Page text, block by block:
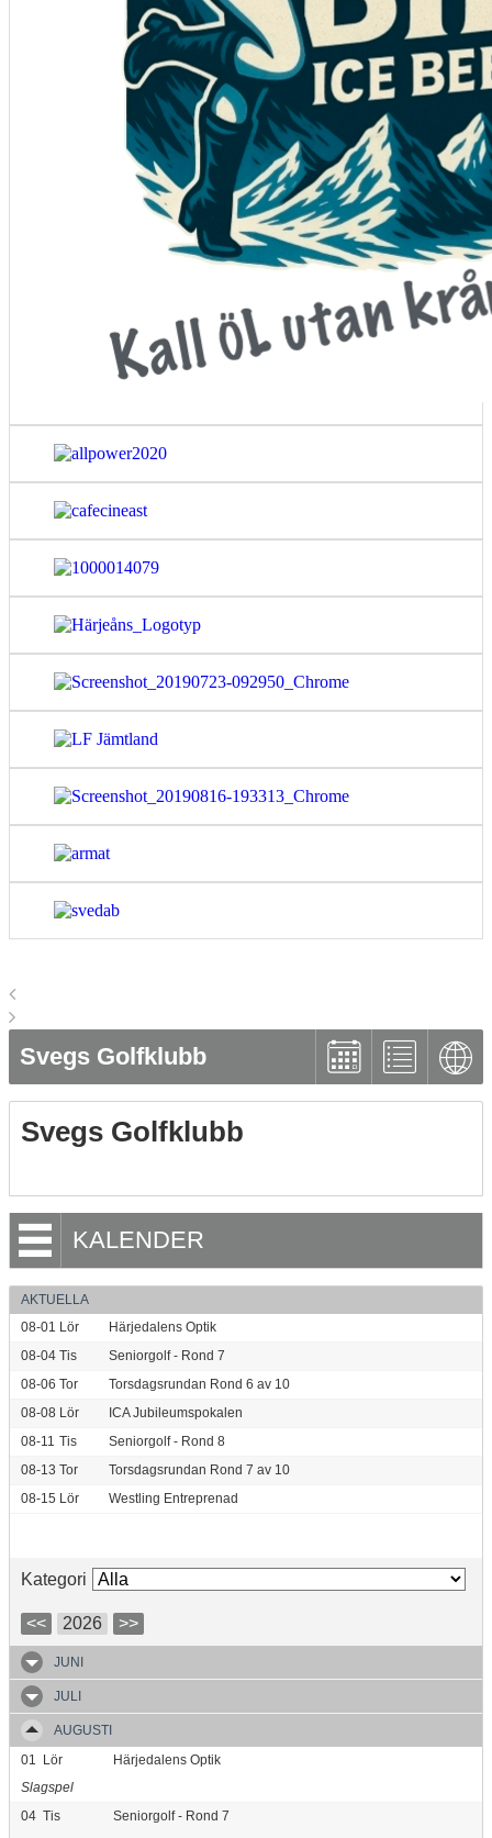
Svegs Golfklubb
Svegs Golfklubb
KALENDER
AKTUELLA
08-01 Lör
Härjedalens Optik
08-04 Tis
Seniorgolf - Rond 7
08-06 Tor
Torsdagsrundan Rond 6 av 10
08-08 Lör
ICA Jubileumspokalen
08-11 Tis
Seniorgolf - Rond 8
08-13 Tor
Torsdagsrundan Rond 7 av 10
08-15 Lör Westling Entreprenad
Kategori
<< 2026 >>
JUNI
JULI
AUGUSTI
01
Lör
Härjedalens Optik
Slagspel
04 Tis
Seniorgolf - Rond 7